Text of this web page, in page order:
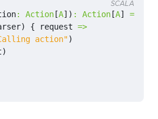
: Action [A]) : Action [A] =
) { request =>
action")
)
SCALA